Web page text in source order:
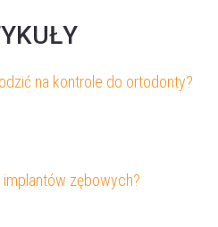
na kontrole do ortodonty?
zębowych?